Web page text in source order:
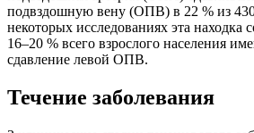
подвздошную вену (ОПВ) в 22 % из
некоторых исследованиях эта находка
16–20 % всего взрослого населения
сдавление левой ОПВ.
Течение заболевания